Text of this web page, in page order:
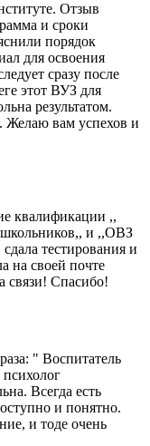
Отзыв
и сроки
порядок
для освоения
сразу после
этот ВУЗ для
результатом.
Желаю вам успехов и
квалификации ,,
и ,,ОВЗ
тестирования и
на своей почте
связи! Спасибо!
" Воспитатель
Всегда есть
и понятно.
и тоде очень